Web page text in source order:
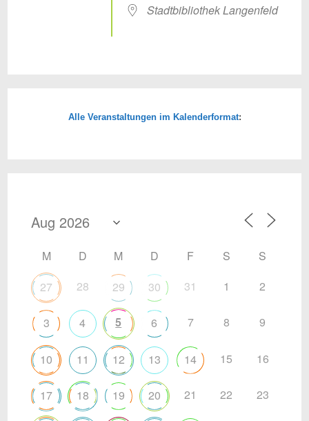
Stadtbibliothek Langenfeld
Alle Veranstaltungen im Kalenderformat:
M D M D F S
S
27
28 29 30 31 1 2
3 4 5 6 7 8 9
10 11 12 13 14 15 16
17 18 19 20 21 22 23